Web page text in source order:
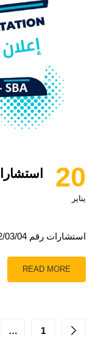
20
يناير
استشارات
استشارات رقم 01/02/03/04
READ MORE
1
…